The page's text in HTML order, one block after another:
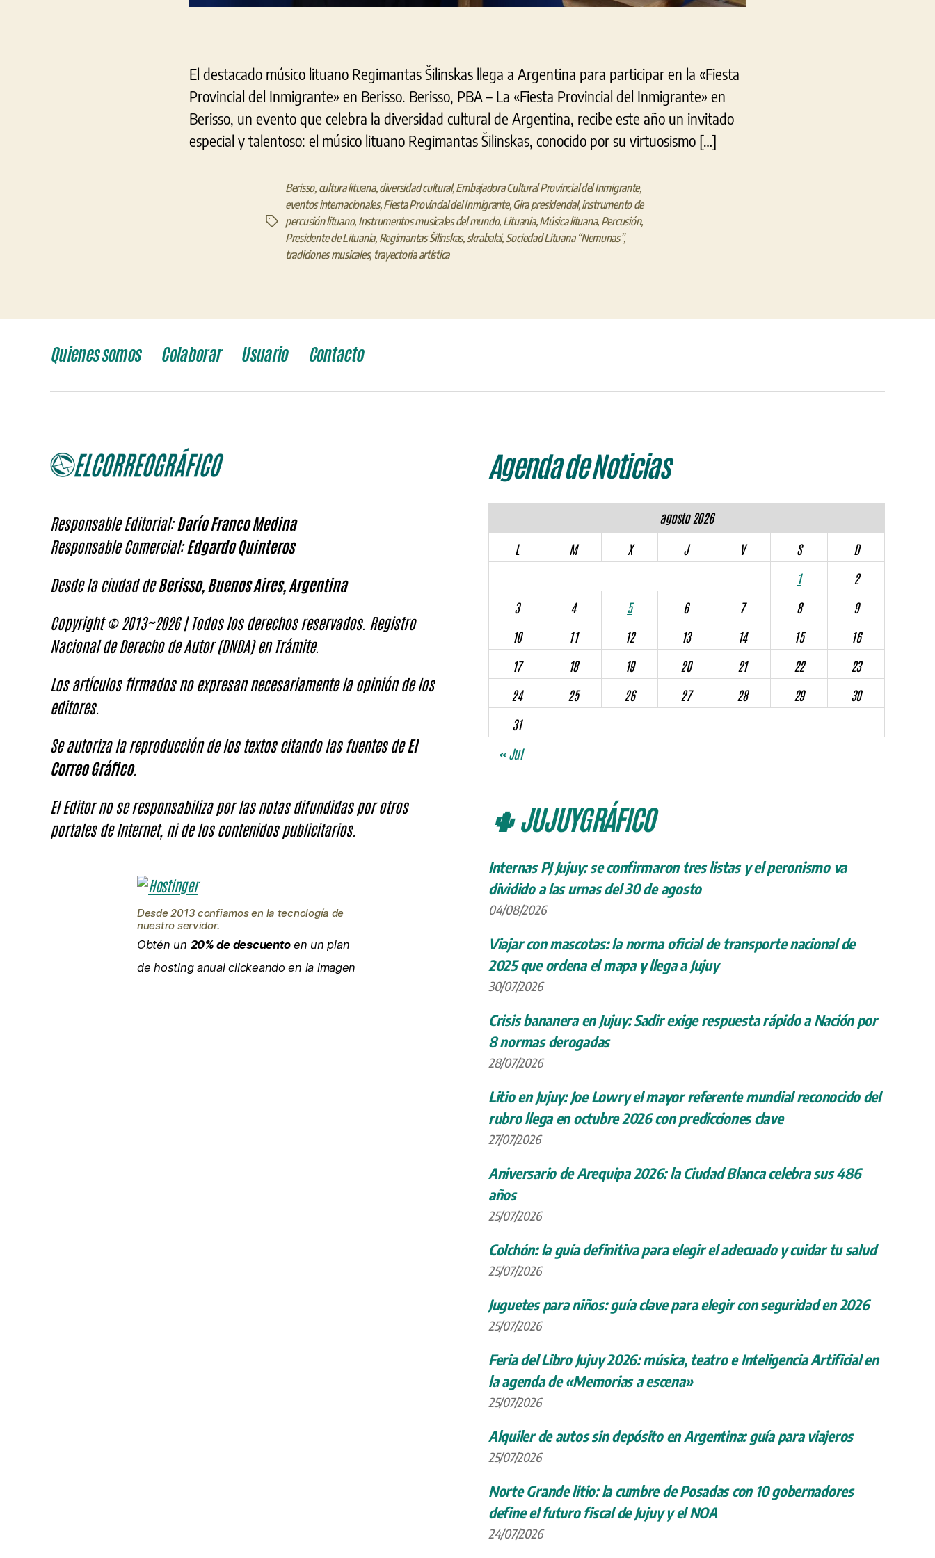
El destacado músico lituano Regimantas Šilinskas llega a Argentina para participar en la «Fiesta
Provincial del Inmigrante» en Berisso. Berisso, PBA – La «Fiesta Provincial del Inmigrante» en
Berisso, un evento que celebra la diversidad cultural de Argentina, recibe este año un invitado
especial y talentoso: el músico lituano Regimantas Šilinskas, conocido por su virtuosismo […]
Etiquetas
Berisso, cultura lituana,diversidad cultural,Embajadora Cultural Provincial del Inmigrante,
eventos internacionales,Fiesta Provincial del Inmigrante,Gira presidencial,instrumento de
percusión lituano, Instrumentos musicales del mundo, Lituania,Música lituana, Percusión,
Presidente de Lituania, Regimantas Šilinskas, skrabalai, Sociedad Lituana “Nemunas”,
tradiciones musicales, trayectoria artística
Quienes somos Colaborar Usuario Contacto
Responsable Editorial:Darío Franco Medina
Responsable Comercial:Edgardo Quinteros
Desde la ciudad deBerisso, Buenos Aires, Argentina
Copyright © 2013~2026 | Todos los derechos reservados. Registro
Nacional de Derecho de Autor (DNDA) en Trámite.
Los artículos firmados no expresan necesariamente la opinión de los
editores.
Se autoriza la reproducción de los textos citando las fuentes deEl
Correo Gráfico.
El Editor no se responsabiliza por las notas difundidas por otros
portales de Internet, ni de los contenidos publicitarios.
Desde 2013 confiamos en la tecnología de
nuestro servidor.
Obtén un 20% de descuentoen un plan
de hosting anual clickeando en la imagen
Agenda de Noticias
agosto 2026
L
M X J V S
D
1
2
3
4 5 6 7 8
9
10
11 12 13 14 15
16
17
18 19 20 21 22
23
24
25 26 27 28 29
30
31
« Jul
🌵 JUJUYGRÁFICO
Internas PJ Jujuy: se confirmaron tres listas y el peronismo va
dividido a las urnas del 30 de agosto
04/08/2026
Viajar con mascotas: la norma oficial de transporte nacional de
2025 que ordena el mapa y llega a Jujuy
30/07/2026
Crisis bananera en Jujuy: Sadir exige respuesta rápido a Nación por
8 normas derogadas
28/07/2026
Litio en Jujuy: Joe Lowry el mayor referente mundial reconocido del
rubro llega en octubre 2026 con predicciones clave
27/07/2026
Aniversario de Arequipa 2026: la Ciudad Blanca celebra sus 486
años
25/07/2026
Colchón: la guía definitiva para elegir el adecuado y cuidar tu salud
25/07/2026
Juguetes para niños: guía clave para elegir con seguridad en 2026
25/07/2026
Feria del Libro Jujuy 2026: música, teatro e Inteligencia Artificial en
la agenda de «Memorias a escena»
25/07/2026
Alquiler de autos sin depósito en Argentina: guía para viajeros
25/07/2026
Norte Grande litio: la cumbre de Posadas con 10 gobernadores
define el futuro fiscal de Jujuy y el NOA
24/07/2026